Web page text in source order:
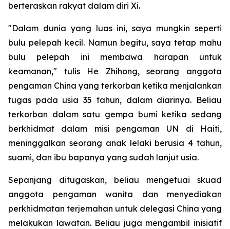
berteraskan rakyat dalam diri Xi.
"Dalam dunia yang luas ini, saya mungkin seperti
bulu pelepah kecil. Namun begitu, saya tetap mahu
bulu pelepah ini membawa harapan untuk
keamanan," tulis He Zhihong, seorang anggota
pengaman China yang terkorban ketika menjalankan
tugas pada usia 35 tahun, dalam diarinya. Beliau
terkorban dalam satu gempa bumi ketika sedang
berkhidmat dalam misi pengaman UN di Haiti,
meninggalkan seorang anak lelaki berusia 4 tahun,
suami, dan ibu bapanya yang sudah lanjut usia.
Sepanjang ditugaskan, beliau mengetuai skuad
anggota pengaman wanita dan menyediakan
perkhidmatan terjemahan untuk delegasi China yang
melakukan lawatan. Beliau juga mengambil inisiatif